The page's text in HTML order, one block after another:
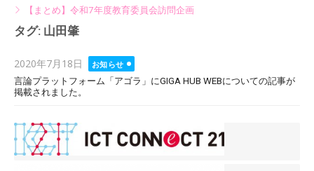
【まとめ】令和7年度教育委員会訪問企画
タグ: 山田肇
Posted
on
2020年7月18日
お知らせ
言論プラットフォーム「アゴラ」にGIGA HUB WEBについての記事が
掲載されました。